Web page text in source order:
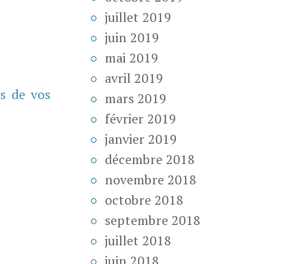
de vos
juillet 2019
juin 2019
mai 2019
avril 2019
mars 2019
février 2019
janvier 2019
décembre 2018
novembre 2018
octobre 2018
septembre 2018
juillet 2018